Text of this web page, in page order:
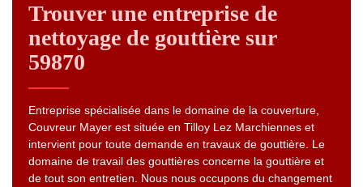
Trouver une entreprise de
nettoyage de gouttière sur
59870
Entreprise spécialisée dans le domaine de la couverture,
Couvreur Mayer est située en Tilloy Lez Marchiennes et
intervient pour toute demande en travaux de gouttière. Le
domaine de travail des gouttières concerne la gouttière et
de tout son entretien. Nous nous occupons du changement